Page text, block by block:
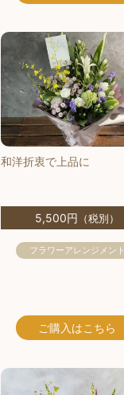
和洋折衷で上品に
5,500円 （税別）
フラワーアレンジメント
ご購入 はこちら